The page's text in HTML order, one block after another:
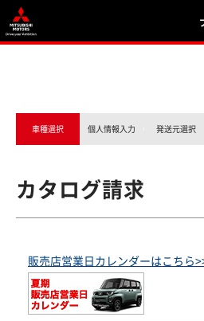
車種選択 個人情報入力 発送元選択
カタログ請求
販売店営業日カレンダーはこちら